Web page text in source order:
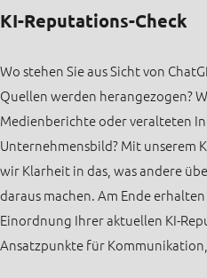
KI-Reputations-Check
Wo stehen Sie aus Sicht von
Quellen werden herangezogen?
Medienberichte oder veralteten
Unternehmensbild? Mit unserem
wir Klarheit in das, was andere
daraus machen. Am Ende
Einordnung Ihrer aktuellen KI-
Ansatzpunkte für